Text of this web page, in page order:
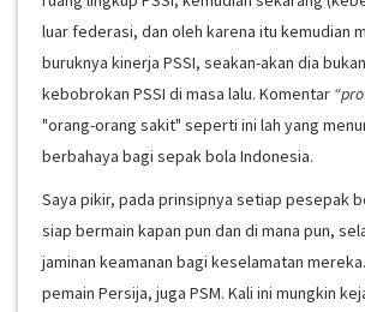
luar federasi, dan oleh karena itu kemudian
buruknya kinerja PSSI, seakan-akan dia
kebobrokan PSSI di masa lalu. Komentar
"orang-orang sakit" seperti ini lah yang
berbahaya bagi sepak bola Indonesia.
Saya pikir, pada prinsipnya setiap pesepak
siap bermain kapan pun dan di mana pun,
jaminan keamanan bagi keselamatan
pemain Persija, juga PSM. Kali ini mungkin